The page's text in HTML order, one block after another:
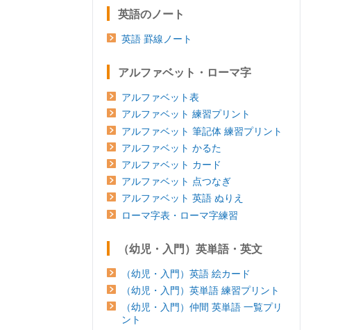
英語のノート
英語 罫線ノート
アルファベット・ローマ字
アルファベット表
アルファベット 練習プリント
アルファベット 筆記体 練習プリント
アルファベット かるた
アルファベット カード
アルファベット 点つなぎ
アルファベット 英語 ぬりえ
ローマ字表・ローマ字練習
（幼児・入門）英単語・英文
（幼児・入門）英語 絵カード
（幼児・入門）英単語 練習プリント
（幼児・入門）仲間 英単語 一覧プリ
ント